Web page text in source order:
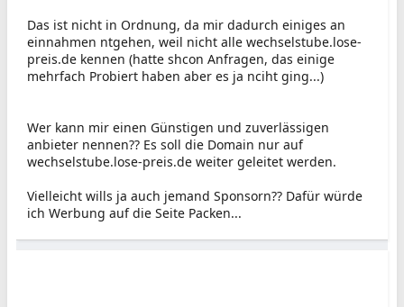
Das ist nicht in Ordnung, da mir dadurch einiges an
einnahmen ntgehen, weil nicht alle wechselstube.lose-
preis.de kennen (hatte shcon Anfragen, das einige
mehrfach Probiert haben aber es ja nciht ging...)
Wer kann mir einen Günstigen und zuverlässigen
anbieter nennen?? Es soll die Domain nur auf
wechselstube.lose-preis.de weiter geleitet werden.
Vielleicht wills ja auch jemand Sponsorn?? Dafür würde
ich Werbung auf die Seite Packen...